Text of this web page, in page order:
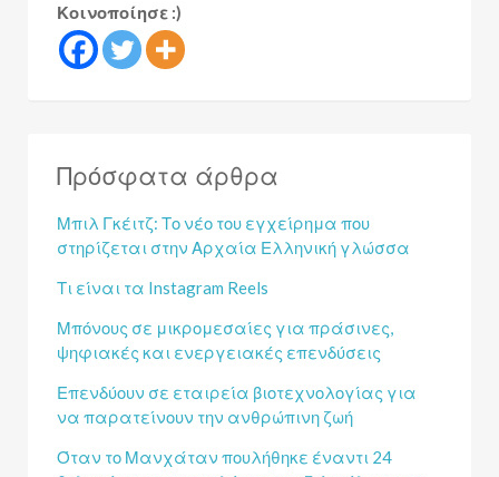
Κοινοποίησε :)
Πρόσφατα άρθρα
Μπιλ Γκέιτζ: Το νέο του εγχείρημα που
στηρίζεται στην Αρχαία Ελληνική γλώσσα
Τι είναι τα Instagram Reels
Μπόνους σε μικρομεσαίες για πράσινες,
ψηφιακές και ενεργειακές επενδύσεις
Επενδύουν σε εταιρεία βιοτεχνολογίας για
να παρατείνουν την ανθρώπινη ζωή
Όταν το Μανχάταν πουλήθηκε έναντι 24